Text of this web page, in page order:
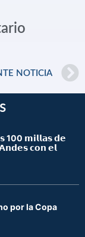
NOTICIA
100 𝗺𝗶𝗹𝗹𝗮𝘀 𝗱𝗲
𝗔𝗻𝗱𝗲𝘀 𝗰𝗼𝗻 𝗲𝗹
por la Copa